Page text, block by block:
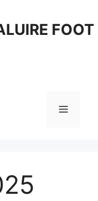
FOOT
Menu